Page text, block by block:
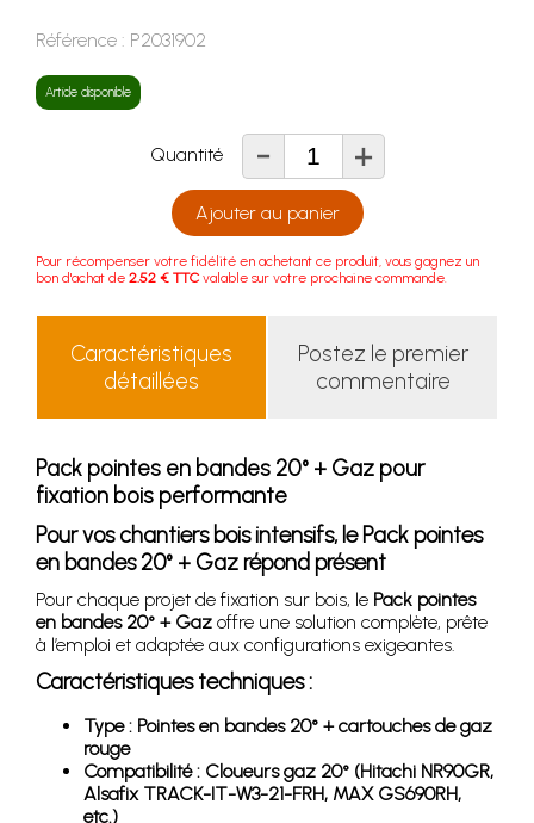
Référence : P2031902
Article disponible
Quantité - +
Ajouter au panier
Pour récompenser votre fidélité en achetant ce produit, vous gagnez un
bon d'achat de 2.52 € TTC valable sur votre prochaine commande.
Caractéristiques
détaillées
Postez le premier
commentaire
Pack pointes en bandes 20° + Gaz pour
fixation bois performante
Pour vos chantiers bois intensifs, le Pack pointes
en bandes 20° + Gaz répond présent
Pour chaque projet de fixation sur bois, le Pack pointes
en bandes 20° + Gaz offre une solution complète, prête
à l’emploi et adaptée aux configurations exigeantes.
Caractéristiques techniques :
Type : Pointes en bandes 20° + cartouches de gaz
rouge
Compatibilité : Cloueurs gaz 20° (Hitachi NR90GR,
Alsafix TRACK-IT-W3-21-FRH, MAX GS690RH,
etc.)